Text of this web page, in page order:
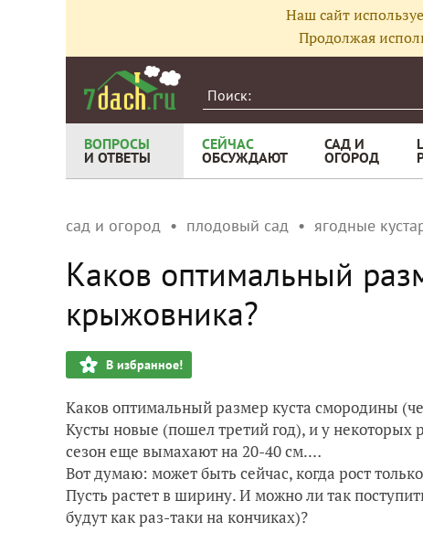
Наш сайт
Продолжая
ВОПРОСЫ
И ОТВЕТЫ
СЕЙЧАС
ОБСУЖДАЮТ
САД И
ОГОРОД
сад и огород плодовый сад ягодные
Каков оптимальный
крыжовника?
В избранное!
Каков оптимальный размер куста смородины
Кусты новые (пошел третий год), и у некоторых
сезон еще вымахают на 20-40 см.…
Вот думаю: может быть сейчас, когда рост
Пусть растет в ширину. И можно ли так
будут как раз-таки на кончиках)?